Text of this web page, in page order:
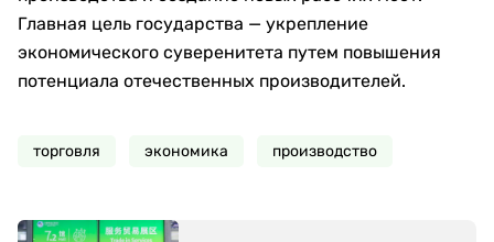
Главная цель государства — укрепление
экономического суверенитета путем повышения
потенциала отечественных производителей.
торговля экономика производство